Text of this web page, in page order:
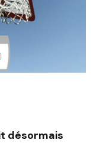
désormais